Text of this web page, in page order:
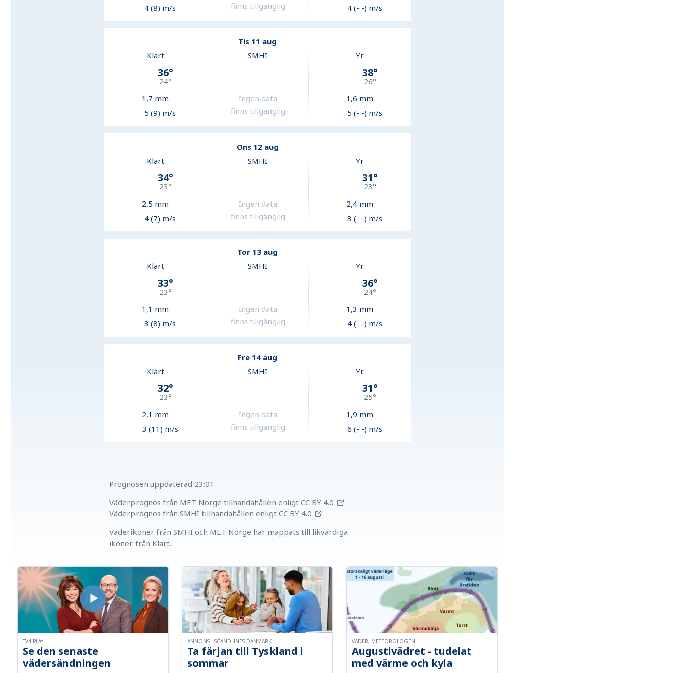
4 (8) m/s
finns tillgänglig
4 (- -) m/s
Tis 11 aug
Klart
36°
24°
1,7 mm
5 (9) m/s
SMHI
Ingen data
finns tillgänglig
Yr
38°
26°
1,6 mm
5 (- -) m/s
Ons 12 aug
Klart
34°
23°
2,5 mm
4 (7) m/s
SMHI
Ingen data
finns tillgänglig
Yr
31°
23°
2,4 mm
3 (- -) m/s
Tor 13 aug
Klart
33°
23°
1,1 mm
3 (8) m/s
SMHI
Ingen data
finns tillgänglig
Yr
36°
24°
1,3 mm
4 (- -) m/s
Fre 14 aug
Klart
32°
23°
2,1 mm
3 (11) m/s
SMHI
Ingen data
finns tillgänglig
Yr
31°
25°
1,9 mm
6 (- -) m/s
Prognosen uppdaterad 23:01
Väderprognos från MET Norge tillhandahållen enligt CC BY 4.0
Väderprognos från SMHI tillhandahållen enligt CC BY 4.0
Väderikoner från SMHI och MET Norge har mappats till likvärdiga
ikoner från Klart.
Se den senaste
vädersändningen
TV4 PLAY
Ta färjan till Tyskland i
sommar
ANNONS - SCANDLINES DANMARK
Augustivädret - tudelat
med värme och kyla
VÄDER, METEOROLOGEN